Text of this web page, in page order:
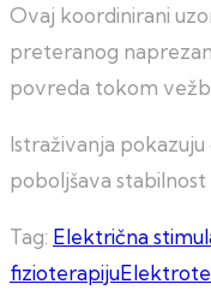
Ovaj koordinirani
preteranog
povreda tokom
Istraživanja
poboljšava
Tag: Električna
fizioterapiju